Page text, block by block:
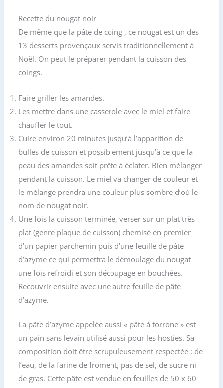
Recette du nougat noir
De même que la pâte de coing , ce nougat est un des
13 desserts provençaux servis traditionnellement à
Noël. On peut le préparer pendant la cuisson des
coings.
Faire griller les amandes.
Les mettre dans une casserole avec le miel et faire
chauffer le tout.
Cuire environ 20 minutes jusqu’à l’apparition de
bulles de cuisson et possiblement jusqu’à ce que la
peau des amandes soit prête à éclater. Bien mélanger
pendant la cuisson. Le miel va changer de couleur et
le mélange prendra une couleur plus sombre d’où le
nom de nougat noir.
Une fois la cuisson terminée, verser sur un plat très
plat (genre plaque de cuisson) chemisé en premier
d’un papier parchemin puis d’une feuille de pâte
d’azyme ce qui permettra le démoulage du nougat
une fois refroidi et son découpage en bouchées.
Recouvrir ensuite avec une autre feuille de pâte
d’azyme.
La pâte d’azyme appelée aussi « pâte à torrone » est
un pain sans levain utilisé aussi pour les hosties. Sa
composition doit être scrupuleusement respectée : de
l’eau, de la farine de froment, pas de sel, de sucre ni
de gras. Cette pâte est vendue en feuilles de 50 x 60